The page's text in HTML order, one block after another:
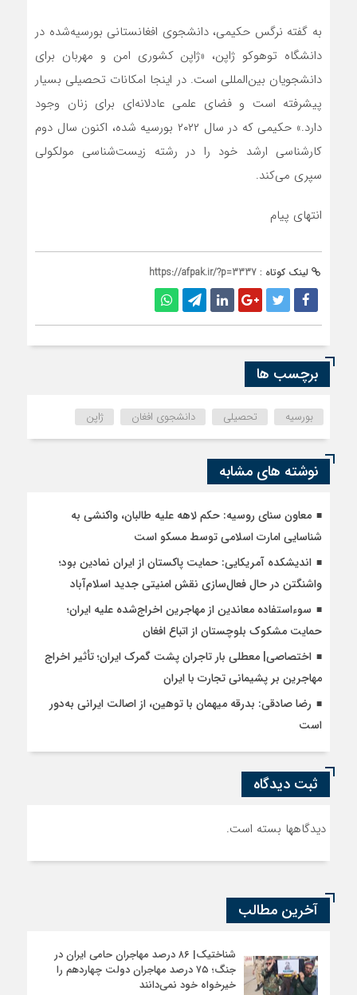
به گفته نرگس حکیمی، دانشجوی افغانستانی بورسیه‌شده در
دانشگاه توهوکو ژاپن، «ژاپن کشوری امن و مهربان برای
دانشجویان بین‌المللی است. در اینجا امکانات تحصیلی بسیار
پیشرفته است و فضای علمی عادلانه‌ای برای زنان وجود
دارد.» حکیمی که در سال ۲۰۲۲ بورسیه شده، اکنون سال دوم
کارشناسی ارشد خود را در رشته زیست‌شناسی مولکولی
سپری می‌کند.
انتهای پیام
لینک کوتاه : https://afpak.ir/?p=3337
برچسب ها
بورسیه تحصیلی دانشجوی افغان ژاپن
نوشته های مشابه
معاون سنای روسیه: حکم لاهه علیه طالبان، واکنشی به
شناسایی امارت اسلامی توسط مسکو است
اندیشکده آمریکایی: حمایت پاکستان از ایران نمادین بود؛
واشنگتن در حال فعال‌سازی نقش امنیتی جدید اسلام‌آباد
سوءاستفاده معاندین از مهاجرین اخراج‌شده علیه ایران؛
حمایت مشکوک بلوچستان از اتباع افغان
اختصاصی| معطلی بار تاجران پشت گمرک ایران؛ تأثیر اخراج
مهاجرین بر پشیمانی تجارت با ایران
رضا صادقی: بدرقه میهمان با توهین، از اصالت ایرانی به‌دور
است
ثبت دیدگاه
دیدگاهها بسته است.
آخرین مطالب
شناختیک| ۸۶ درصد مهاجران حامی ایران در
جنگ؛ ۷۵ درصد مهاجران دولت چهاردهم را
خیرخواه خود نمی‌دانند